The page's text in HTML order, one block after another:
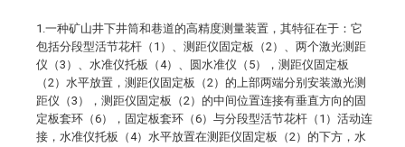
1.一种矿山井下井筒和巷道的高精度测量装置，其特征在于：它
包括分段型活节花杆（1）、测距仪固定板（2）、两个激光测距
仪（3）、水准仪托板（4）、圆水准仪（5），测距仪固定板
（2）水平放置，测距仪固定板（2）的上部两端分别安装激光测
距仪（3），测距仪固定板（2）的中间位置连接有垂直方向的固
定板套环（6），固定板套环（6）与分段型活节花杆（1）活动连
接，水准仪托板（4）水平放置在测距仪固定板（2）的下方，水